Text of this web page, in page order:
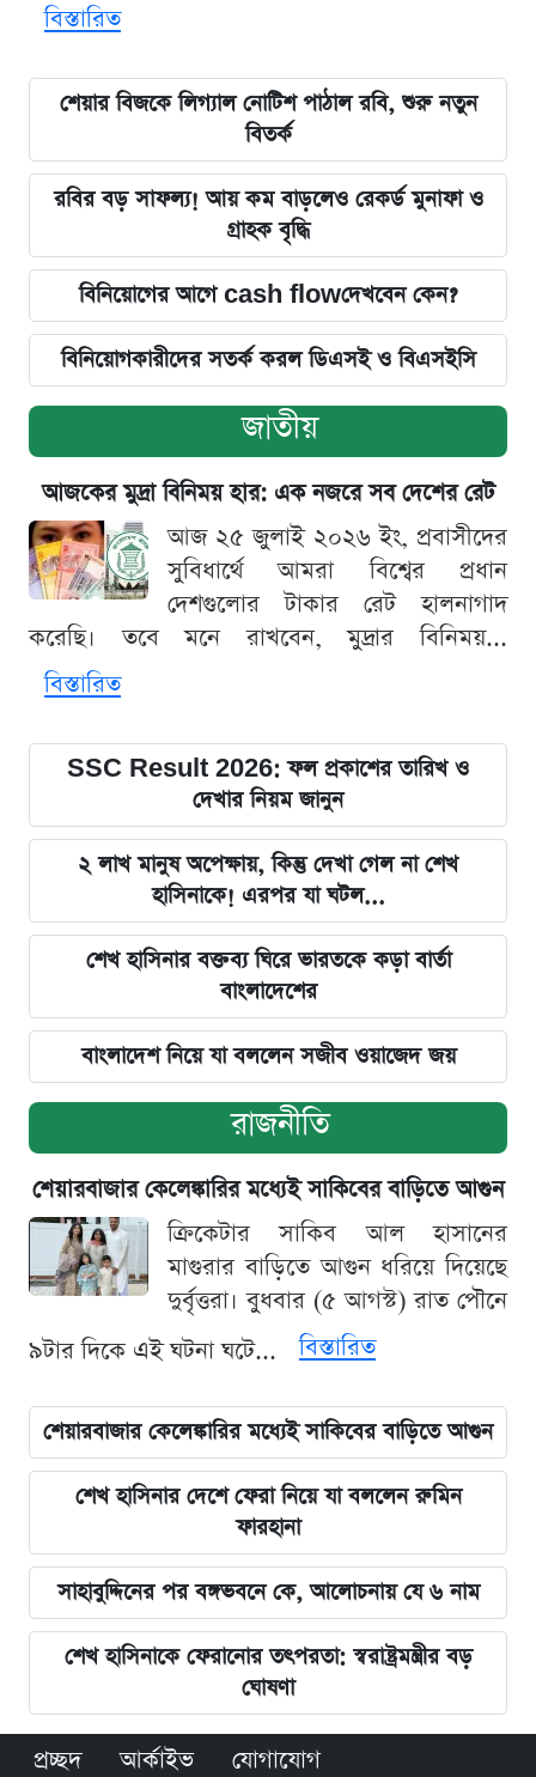
বিস্তারিত
শেয়ার বিজকে লিগ্যাল নোটিশ পাঠাল রবি, শুরু নতুন
বিতর্ক
রবির বড় সাফল্য! আয় কম বাড়লেও রেকর্ড মুনাফা ও
গ্রাহক বৃদ্ধি
বিনিয়োগের আগে cash flowদেখবেন কেন?
বিনিয়োগকারীদের সতর্ক করল ডিএসই ও বিএসইসি
জাতীয়
আজকের মুদ্রা বিনিময় হার: এক নজরে সব দেশের রেট
আজ ২৫ জুলাই ২০২৬ ইং, প্রবাসীদের
সুবিধার্থে আমরা বিশ্বের প্রধান
দেশগুলোর টাকার রেট হালনাগাদ
করেছি। তবে মনে রাখবেন, মুদ্রার বিনিময়...
বিস্তারিত
SSC Result 2026: ফল প্রকাশের তারিখ ও
দেখার নিয়ম জানুন
২ লাখ মানুষ অপেক্ষায়, কিন্তু দেখা গেল না শেখ
হাসিনাকে! এরপর যা ঘটল...
শেখ হাসিনার বক্তব্য ঘিরে ভারতকে কড়া বার্তা
বাংলাদেশের
বাংলাদেশ নিয়ে যা বললেন সজীব ওয়াজেদ জয়
রাজনীতি
শেয়ারবাজার কেলেঙ্কারির মধ্যেই সাকিবের বাড়িতে আগুন
ক্রিকেটার সাকিব আল হাসানের
মাগুরার বাড়িতে আগুন ধরিয়ে দিয়েছে
দুর্বৃত্তরা। বুধবার (৫ আগস্ট) রাত পৌনে
৯টার দিকে এই ঘটনা ঘটে...
বিস্তারিত
শেয়ারবাজার কেলেঙ্কারির মধ্যেই সাকিবের বাড়িতে আগুন
শেখ হাসিনার দেশে ফেরা নিয়ে যা বললেন রুমিন
ফারহানা
সাহাবুদ্দিনের পর বঙ্গভবনে কে, আলোচনায় যে ৬ নাম
শেখ হাসিনাকে ফেরানোর তৎপরতা: স্বরাষ্ট্রমন্ত্রীর বড়
ঘোষণা
প্রচ্ছদ আর্কাইভ যোগাযোগ